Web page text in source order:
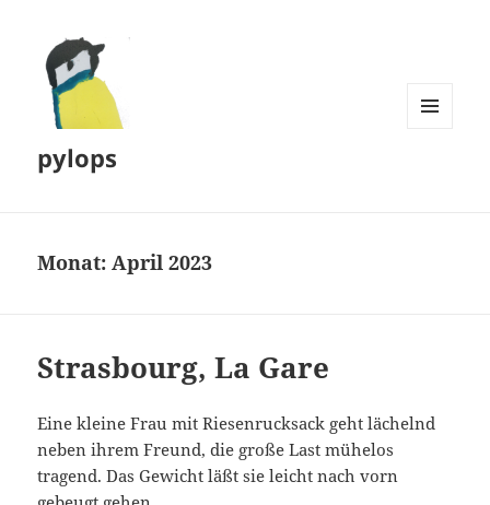
pylops
Monat:April 2023
Strasbourg, La Gare
Eine kleine Frau mit Riesenrucksack geht lächelnd
neben ihrem Freund, die große Last mühelos
tragend. Das Gewicht läßt sie leicht nach vorn